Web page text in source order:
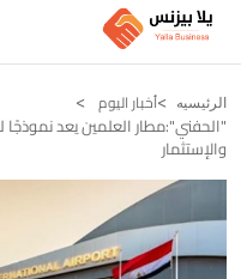
الرئيسيه أخبار اليوم
"الحفني":مطار العلمين يعد نموذجًا
والإستثمار